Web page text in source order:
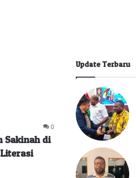
0
Sakinah di
Update Terbaru